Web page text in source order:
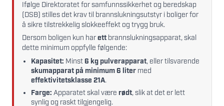
Ifølge Direktoratet for samfunnssikkerhet og beredskap
(DSB) stilles det krav til brannslukningsutstyr i boliger for
å sikre tilstrekkelig slokkeeffekt og trygg bruk.
Dersom boligen kun harett brannslukningsapparat, skal
dette minimum oppfylle følgende:
Kapasitet: Minst6 kg pulverapparat, eller tilsvarende
skumapparat på minimum 6 liter med
effektivitetsklasse 21A.
Farge: Apparatet skal være rødt, slik at det er lett
synlig og raskt tilgjengelig.